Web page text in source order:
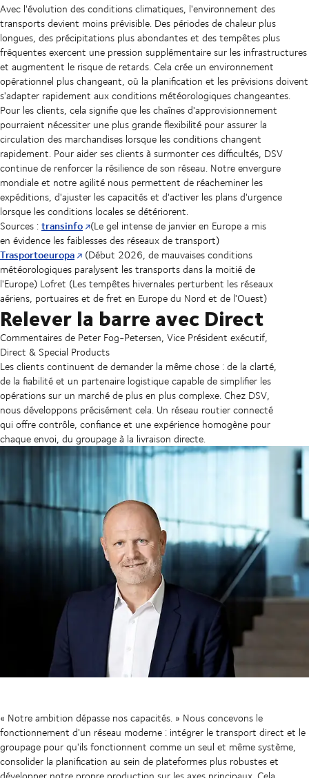
Avec l'évolution des conditions climatiques, l'environnement des
transports devient moins prévisible. Des périodes de chaleur plus
longues, des précipitations plus abondantes et des tempêtes plus
fréquentes exercent une pression supplémentaire sur les infrastructures
et augmentent le risque de retards. Cela crée un environnement
opérationnel plus changeant, où la planification et les prévisions doivent
s'adapter rapidement aux conditions météorologiques changeantes.
Pour les clients, cela signifie que les chaînes d'approvisionnement
pourraient nécessiter une plus grande flexibilité pour assurer la
circulation des marchandises lorsque les conditions changent
rapidement. Pour aider ses clients à surmonter ces difficultés, DSV
continue de renforcer la résilience de son réseau. Notre envergure
mondiale et notre agilité nous permettent de réacheminer les
expéditions, d'ajuster les capacités et d'activer les plans d'urgence
lorsque les conditions locales se détériorent.
Sources :transinfo (Le gel intense de janvier en Europe a mis
en évidence les faiblesses des réseaux de transport)
Trasportoeuropa
(Début 2026, de mauvaises conditions
météorologiques paralysent les transports dans la moitié de
l'Europe) Lofret (Les tempêtes hivernales perturbent les réseaux
aériens, portuaires et de fret en Europe du Nord et de l'Ouest)
Relever la barre avec Direct
Commentaires de Peter Fog-Petersen, Vice Président exécutif,
Direct & Special Products
Les clients continuent de demander la même chose : de la clarté,
de la fiabilité et un partenaire logistique capable de simplifier les
opérations sur un marché de plus en plus complexe. Chez DSV,
nous développons précisément cela. Un réseau routier connecté
qui offre contrôle, confiance et une expérience homogène pour
chaque envoi, du groupage à la livraison directe.
« Notre ambition dépasse nos capacités. » Nous concevons le
fonctionnement d'un réseau moderne : intégrer le transport direct et le
groupage pour qu'ils fonctionnent comme un seul et même système,
consolider la planification au sein de plateformes plus robustes et